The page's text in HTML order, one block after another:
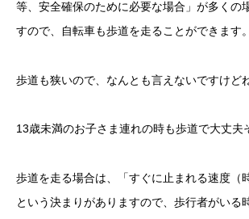
等、安全確保のために必要な場合」が多くの
すので、自転車も歩道を走ることができます。
歩道も狭いので、なんとも言えないですけど
13歳未満のお子さま連れの時も歩道で大丈夫
歩道を走る場合は、「すぐに止まれる速度（
という決まりがありますので、歩行者がいる